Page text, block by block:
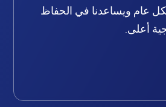
عام ويساعدنا في الحفاظ
أعلى.